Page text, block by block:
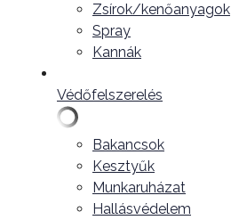
Zsírok/kenőanyagok
Spray
Kannák
Védőfelszerelés
Bakancsok
Kesztyűk
Munkaruházat
Hallásvédelem